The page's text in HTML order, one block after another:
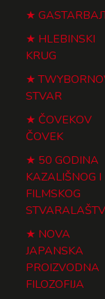
HLEBINSKI
KRUG
STVAR
ČOVEKOV
ČOVEK
50 GODINA
KAZALIŠNOG I
FILMSKOG
NOVA
JAPANSKA
PROIZVODNA
FILOZOFIJA